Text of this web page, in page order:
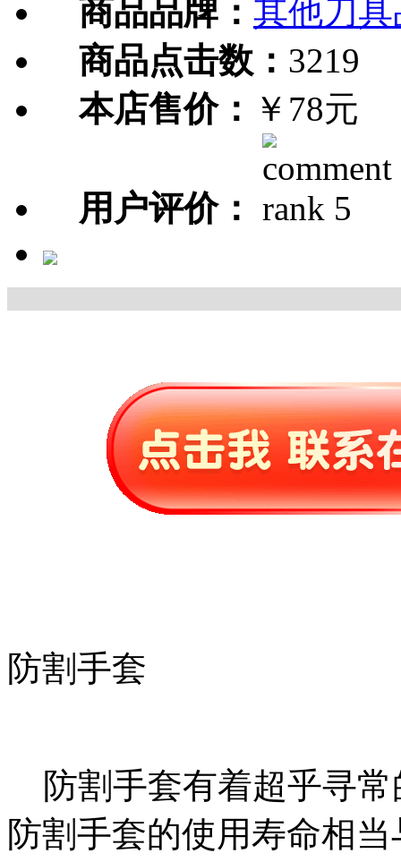
商品品牌： 其他刀
商品点击数： 3219
本店售价： ￥78元
用户评价：
防割手套
防割手套有着超乎寻常
防割手套的使用寿命相